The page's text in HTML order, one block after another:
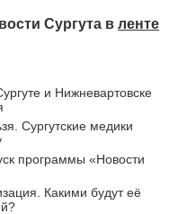
Сургута в ленте
и Нижневартовске
Сургутские медики
программы «Новости
Какими будут её